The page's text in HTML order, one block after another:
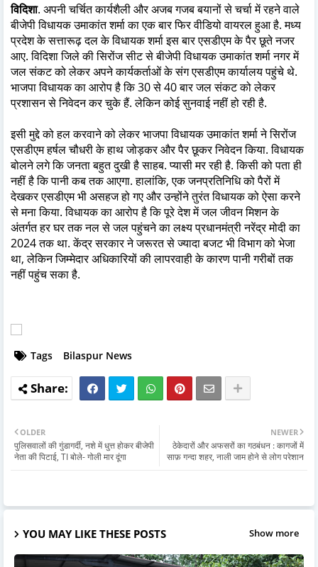
विदिशा. अपनी चर्चित कार्यशैली और अजब गजब बयानों से चर्चा में रहने वाले
बीजेपी विधायक उमाकांत शर्मा का एक बार फिर वीडियो वायरल हुआ है. मध्य
प्रदेश के सत्तारूढ़ दल के विधायक शर्मा इस बार एसडीएम के पैर छूते नजर
आए. विदिशा जिले की सिरोंज सीट से बीजेपी विधायक उमाकांत शर्मा नगर में
जल संकट को लेकर अपने कार्यकर्ताओं के संग एसडीएम कार्यालय पहुंचे थे.
भाजपा विधायक का आरोप है कि 30 से 40 बार जल संकट को लेकर
प्रशासन से निवेदन कर चुके हैं. लेकिन कोई सुनवाई नहीं हो रही है.
इसी मुद्दे को हल करवाने को लेकर भाजपा विधायक उमाकांत शर्मा ने सिरोंज
एसडीएम हर्षल चौधरी के हाथ जोड़कर और पैर छूकर निवेदन किया. विधायक
बोलने लगे कि जनता बहुत दुखी है साहब. प्यासी मर रही है. किसी को पता ही
नहीं है कि पानी कब तक आएगा. हालांकि, एक जनप्रतिनिधि को पैरों में
देखकर एसडीएम भी असहज हो गए और उन्होंने तुरंत विधायक को ऐसा करने
से मना किया. विधायक का आरोप है कि पूरे देश में जल जीवन मिशन के
अंतर्गत हर घर तक नल से जल पहुंचने का लक्ष्य प्रधानमंत्री नरेंद्र मोदी का
2024 तक था. केंद्र सरकार ने जरूरत से ज्यादा बजट भी विभाग को भेजा
था, लेकिन जिम्मेदार अधिकारियों की लापरवाही के कारण पानी गरीबों तक
नहीं पहुंच सका है.
Tags Bilaspur News
NEWER
ठेकेदारों और अफसरों का गठबंधन : कागजों में
साफ़ गन्दा शहर, नाली जाम होने से लोग परेशान
OLDER
पुलिसवालों की गुंडागर्दी, नशे में धुत्त होकर बीजेपी
नेता की पिटाई, TI बोले- गोली मार दूंगा
YOU MAY LIKE THESE POSTS Show more